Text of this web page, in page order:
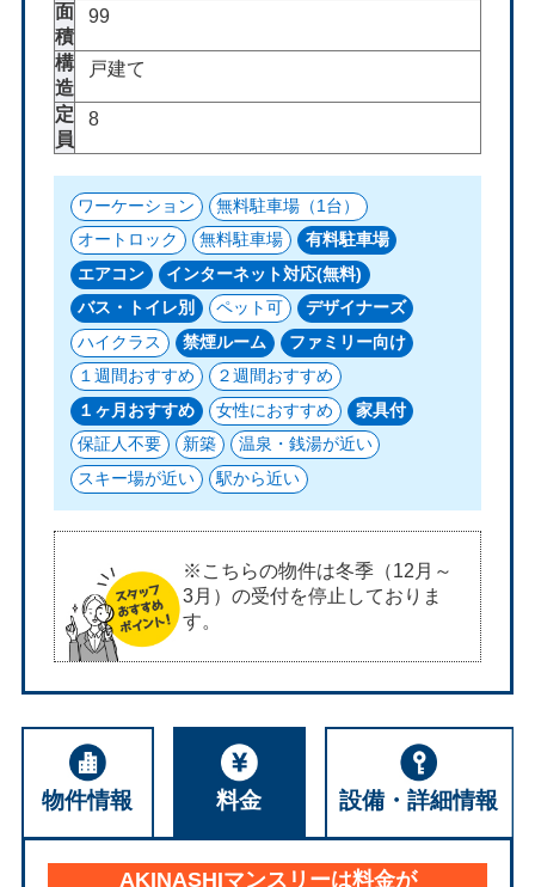
面
積
99
構
造
戸建て
定
員
8
ワーケーション
無料駐車場（1台）
オートロック
無料駐車場
有料駐車場
エアコン
インターネット対応(無料)
バス・トイレ別
ペット可
デザイナーズ
ハイクラス
禁煙ルーム
ファミリー向け
１週間おすすめ
２週間おすすめ
１ヶ月おすすめ
女性におすすめ
家具付
保証人不要
新築
温泉・銭湯が近い
スキー場が近い
駅から近い
※こちらの物件は冬季（12月～
3月）の受付を停止しておりま
す。
物件情報 料金 設備・詳細情報
AKINASHIマンスリーは料金が